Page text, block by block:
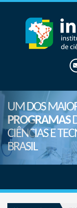
UM DOS
PROGRAMAS
CIÊNCIAS E
BRASIL